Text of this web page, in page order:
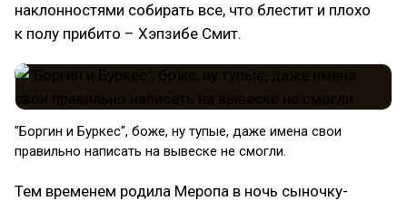
наклонностями собирать все, что блестит и плохо
к полу прибито – Хэпзибе Смит.
"Боргин и Буркес", боже, ну тупые, даже имена свои
правильно написать на вывеске не смогли.
Тем временем родила Меропа в ночь сыночку-